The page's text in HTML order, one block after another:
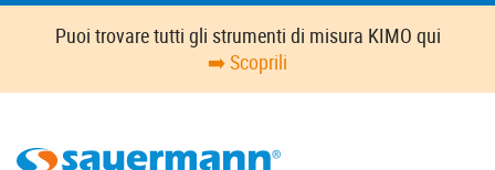
Skip
content
Puoi trovare tutti gli strumenti di misura KIMO qui
➡️ Scoprili